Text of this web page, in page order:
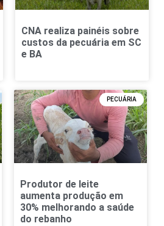
CNA realiza painéis sobre
custos da pecuária em SC
e BA
PECUÁRIA
Produtor de leite
aumenta produção em
30% melhorando a saúde
do rebanho